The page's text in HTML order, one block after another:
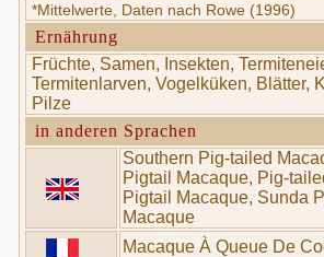
*Mittelwerte, Daten nach Rowe (1996)
Ernährung
Früchte, Samen, Insekten,
Termitenlarven, Vogelküken, Blätter,
Pilze
in anderen Sprachen
Southern Pig-tailed
Pigtail Macaque, Pig-
Pigtail Macaque, Sunda
Macaque
Macaque À Queue De